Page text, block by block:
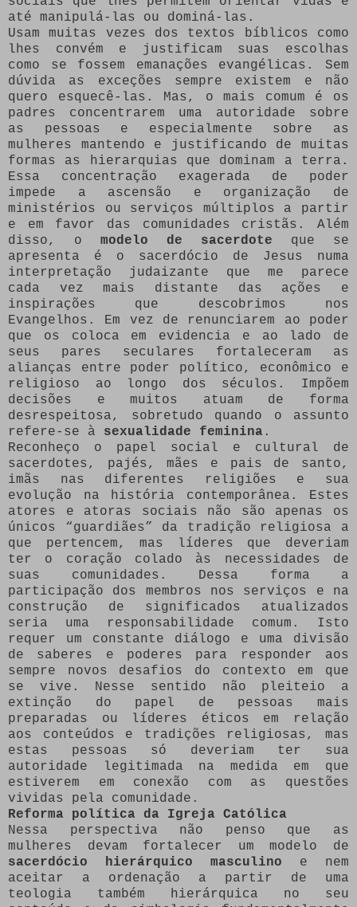
até manipulá-las ou dominá-las.
Usam muitas vezes dos textos bíblicos como
lhes convém e justificam suas escolhas
como se fossem emanações evangélicas. Sem
dúvida as exceções sempre existem e não
quero esquecê-las. Mas, o mais comum é os
padres concentrarem uma autoridade sobre
as pessoas e especialmente sobre as
mulheres mantendo e justificando de muitas
formas as hierarquias que dominam a terra.
Essa concentração exagerada de poder
impede a ascensão e organização de
ministérios ou serviços múltiplos a partir
e em favor das comunidades cristãs. Além
disso, o modelo de sacerdote que se
apresenta é o sacerdócio de Jesus numa
interpretação judaizante que me parece
cada vez mais distante das ações e
inspirações que descobrimos nos
Evangelhos. Em vez de renunciarem ao poder
que os coloca em evidencia e ao lado de
seus pares seculares fortaleceram as
alianças entre poder político, econômico e
religioso ao longo dos séculos. Impõem
decisões e muitos atuam de forma
desrespeitosa, sobretudo quando o assunto
refere-se à sexualidade feminina .
Reconheço o papel social e cultural de
sacerdotes, pajés, mães e pais de santo,
imãs nas diferentes religiões e sua
evolução na história contemporânea. Estes
atores e atoras sociais não são apenas os
únicos “guardiães” da tradição religiosa a
que pertencem, mas líderes que deveriam
ter o coração colado às necessidades de
suas comunidades. Dessa forma a
participação dos membros nos serviços e na
construção de significados atualizados
seria uma responsabilidade comum. Isto
requer um constante diálogo e uma divisão
de saberes e poderes para responder aos
sempre novos desafios do contexto em que
se vive. Nesse sentido não pleiteio a
extinção do papel de pessoas mais
preparadas ou líderes éticos em relação
aos conteúdos e tradições religiosas, mas
estas pessoas só deveriam ter sua
autoridade legitimada na medida em que
estiverem em conexão com as questões
vividas pela comunidade.
Reforma política da Igreja Católica
Nessa perspectiva não penso que as
mulheres devam fortalecer um modelo de
sacerdócio hierárquico masculino e nem
aceitar a ordenação a partir de uma
teologia também hierárquica no seu